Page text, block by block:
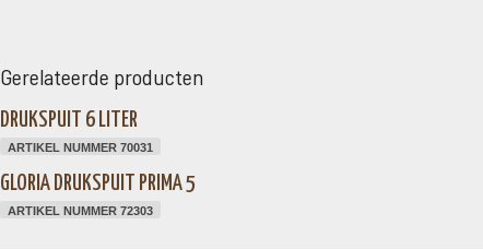
Gerelateerde producten
DRUKSPUIT 6 LITER
ARTIKEL NUMMER 70031
GLORIA DRUKSPUIT PRIMA 5
ARTIKEL NUMMER 72303